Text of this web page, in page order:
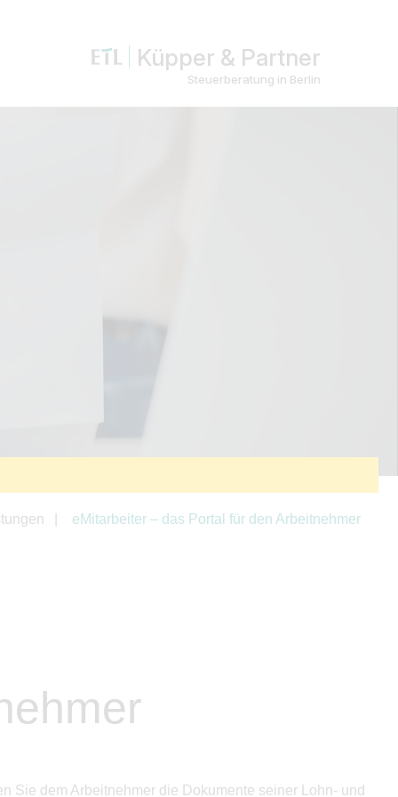
Küpper & Partner
Steuerberatung in Berlin
eMitarbeiter – das Portal für den Arbeitnehmer
Sie dem Arbeitnehmer die Dokumente seiner Lohn- und